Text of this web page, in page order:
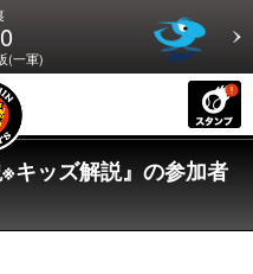
(一軍)
キッズ解説』の参加者